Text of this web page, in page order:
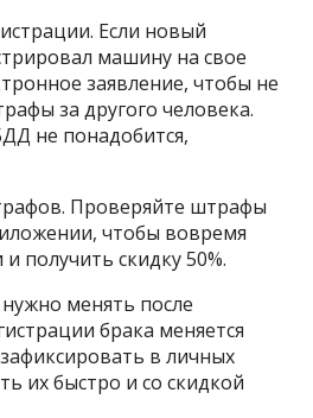
Если новый
машину на свое
заявление, чтобы не
за другого человека.
не понадобится,
Проверяйте штрафы
чтобы вовремя
получить скидку 50%.
менять после
брака меняется
в личных
их быстро и со скидкой